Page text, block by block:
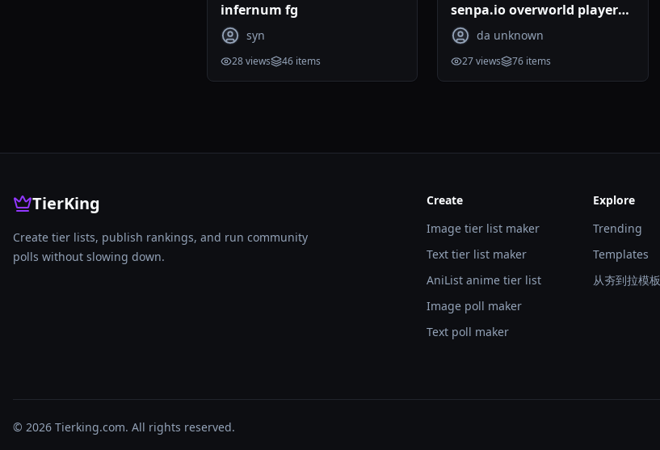
infernum fg
syn
28views 46 items
senpa.io overworld players
tier list 07.2026
da unknown
27views 76 items
TierKing
Create tier lists, publish rankings, and run community
polls without slowing down.
Create
Image tier list maker
Text tier list maker
AniList anime tier list
Image poll maker
Text poll maker
Explore
Trending
Templates
从夯到拉模板
© 2026 Tierking.com. All rights reserved.